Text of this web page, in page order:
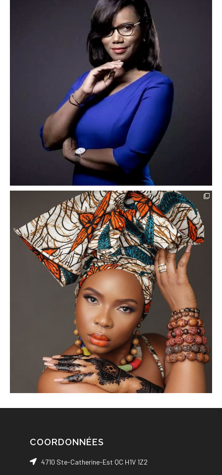
COORDONNÉES
4710 Ste-Catherine-Est QC H1V 1Z2